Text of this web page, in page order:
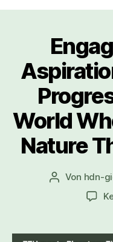
World
Nature
Beitragsautor
Von hdn-